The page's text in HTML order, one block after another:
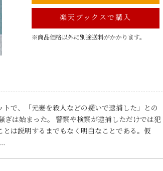
楽天ブックスで購入
※商品価格以外に別途送料がかかります。
で、「元妻を殺人などの疑いで逮捕した」との
は始まった。 警察や検察が逮捕しただけでは犯
は説明するまでもなく明白なことである。仮